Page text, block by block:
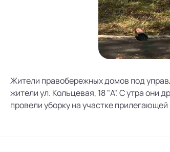
Жители правобережных домов под
жители ул. Кольцевая, 18 "А". С утра они
провели уборку на участке